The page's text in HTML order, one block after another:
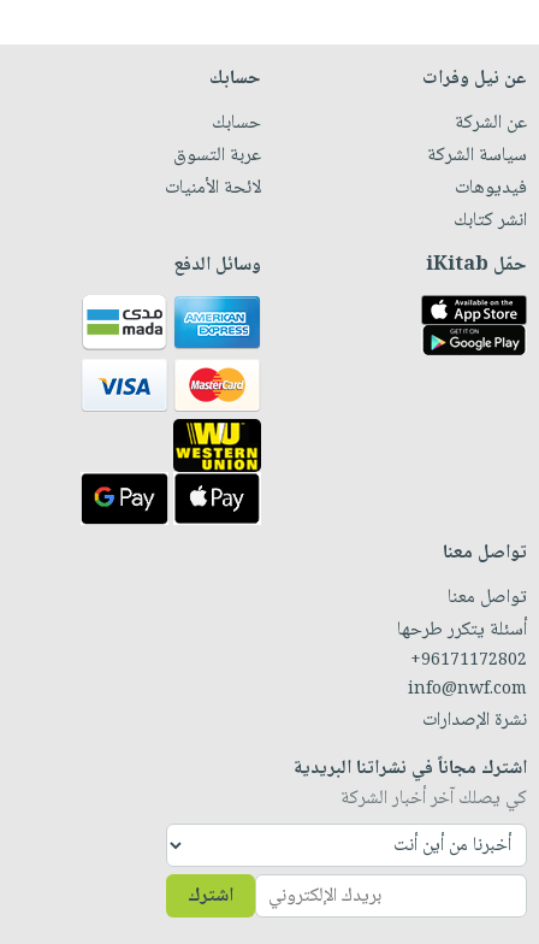
عن نيل وفرات
عن الشركة
سياسة الشركة
فيديوهات
انشر كتابك
حسابك
حسابك
عربة التسوق
لائحة الأمنيات
حمّل iKitab وسائل الدفع
تواصل معنا
تواصل معنا
أسئلة يتكرر طرحها
+96171172802
info@nwf.com
نشرة الإصدارات
اشترك مجاناً في نشراتنا البريدية
كي يصلك آخر أخبار الشركة
اشترك